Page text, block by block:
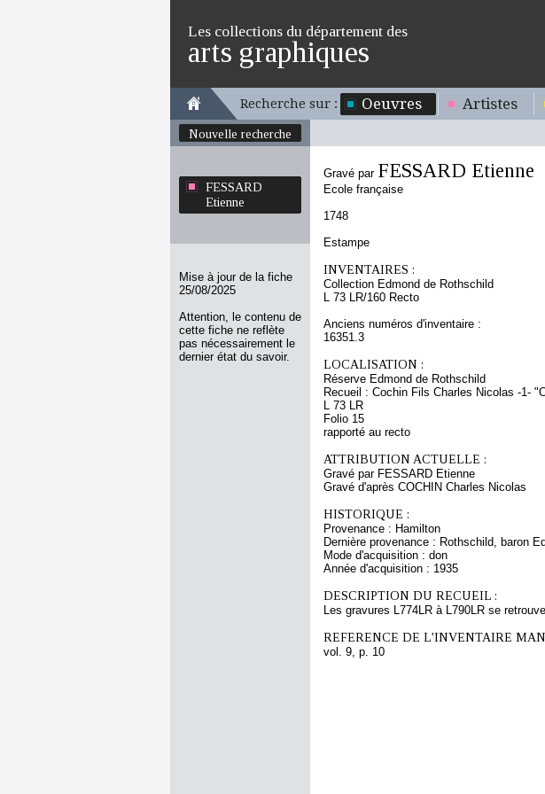
Les collections du département des
arts graphiques
Recherche sur : Oeuvres Artistes
Nouvelle recherche
FESSARD
Etienne
Mise à jour de la fiche
25/08/2025
Attention, le contenu de
cette fiche ne reflète
pas nécessairement le
dernier état du savoir.
Gravé par FESSARD Etienne
Ecole française
1748
Estampe
INVENTAIRES :
Collection Edmond de Rothschild
L 73 LR/160 Recto
Anciens numéros d'inventaire :
16351.3
LOCALISATION :
Réserve Edmond de Rothschild
Recueil : Cochin Fils Charles Nicolas -1-
L 73 LR
Folio 15
rapporté au recto
ATTRIBUTION ACTUELLE :
Gravé par FESSARD Etienne
Gravé d'après COCHIN Charles Nicolas
HISTORIQUE :
Provenance : Hamilton
Dernière provenance : Rothschild, baron
Mode d'acquisition : don
Année d'acquisition : 1935
DESCRIPTION DU RECUEIL :
Les gravures L774LR à L790LR se
REFERENCE DE L'INVENTAIRE
vol. 9, p. 10